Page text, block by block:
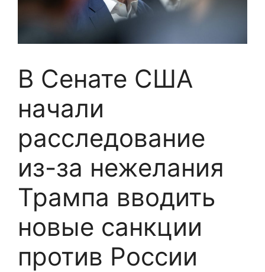
В Сенате США
начали
расследование
из-за нежелания
Трампа вводить
новые санкции
против России